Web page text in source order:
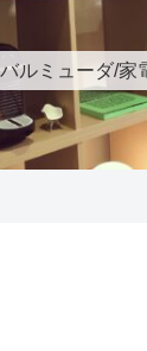
バルミューダ/家